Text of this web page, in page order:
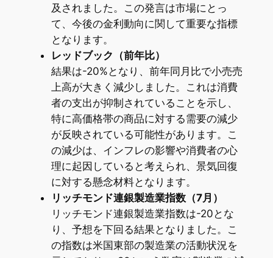
及されました。この発言は市場にとっ
て、今後の金利動向に関して重要な指標
となります。
レッドブック（前年比）
結果は-20%となり、前年同月比で小売売
上高が大きく減少しました。これは消費
者の支出が抑制されていることを示し、
特に高価格帯の商品に対する需要の減少
が反映されている可能性があります。こ
の減少は、インフレの影響や消費者の心
理に起因していると考えられ、景気回復
に対する懸念材料となります。
リッチモンド連銀製造業指数（7月）
リッチモンド連銀製造業指数は-20とな
り、予想を下回る結果となりました。こ
の指数は米国東部の製造業の活動状況を